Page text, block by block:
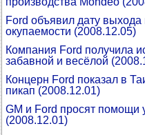
Ford объявил дату
окупаемости (2008.12.05)
Компания Ford получила
забавной и весёлой
Концерн Ford показал в
пикап (2008.12.01)
GM и Ford просят помощи
(2008.12.01)